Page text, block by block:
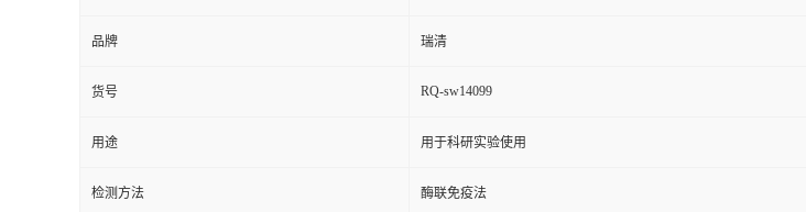
品牌 瑞清
货号 RQ-sw14099
用途 用于科研实验使用
检测方法 酶联免疫法